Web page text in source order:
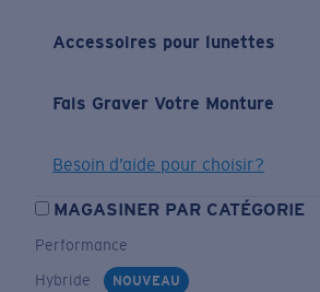
Accessoires pour lunettes
Fais Graver Votre Monture
Besoin d’aide pour choisir?
MAGASINER PAR CATÉGORIE
Performance
Hybride
NOUVEAU